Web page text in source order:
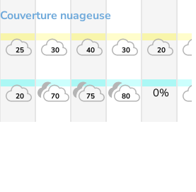
Couverture nuageuse
25
20
30
70
40
75
30
80
20
0%